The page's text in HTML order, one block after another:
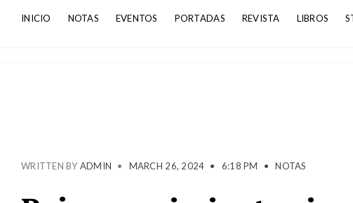
INICIO NOTAS EVENTOS PORTADAS REVISTA LIBROS
WRITTEN BY ADMIN • MARCH 26, 2024 • 6:18 PM • NOTAS